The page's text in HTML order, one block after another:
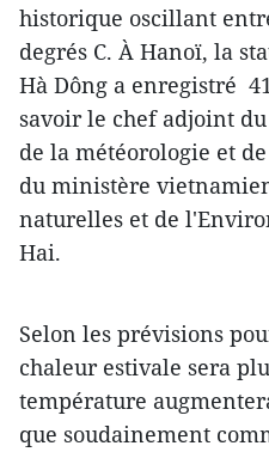
historique oscillant
degrés C. À Hanoï, la
Hà Dông a enregistré
savoir le chef adjoint
de la météorologie et
du ministère
naturelles et de
Hai.
Selon les prévisions
chaleur estivale sera
température
que soudainement